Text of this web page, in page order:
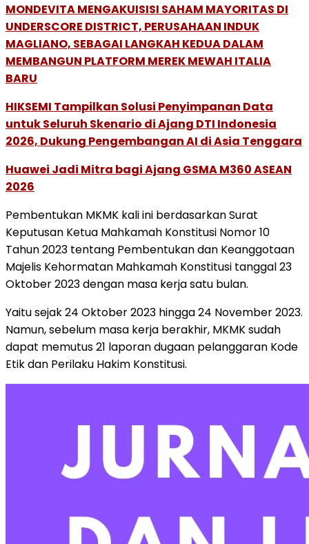
MONDEVITA MENGAKUISISI SAHAM MAYORITAS DI
UNDERSCORE DISTRICT, PERUSAHAAN INDUK
MAGLIANO, SEBAGAI LANGKAH KEDUA DALAM
MEMBANGUN PLATFORM MEREK MEWAH ITALIA
BARU
HIKSEMI Tampilkan Solusi Penyimpanan Data
untuk Seluruh Skenario di Ajang DTI Indonesia
2026, Dukung Pengembangan AI di Asia Tenggara
Huawei Jadi Mitra bagi Ajang GSMA M360 ASEAN
2026
Pembentukan MKMK kali ini berdasarkan Surat
Keputusan Ketua Mahkamah Konstitusi Nomor 10
Tahun 2023 tentang Pembentukan dan Keanggotaan
Majelis Kehormatan Mahkamah Konstitusi tanggal 23
Oktober 2023 dengan masa kerja satu bulan.
Yaitu sejak 24 Oktober 2023 hingga 24 November 2023.
Namun, sebelum masa kerja berakhir, MKMK sudah
dapat memutus 21 laporan dugaan pelanggaran Kode
Etik dan Perilaku Hakim Konstitusi.